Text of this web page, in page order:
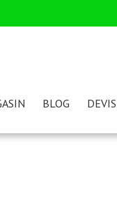
BLOG DEVIS